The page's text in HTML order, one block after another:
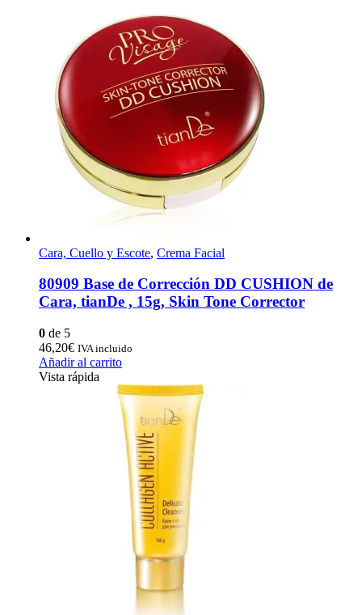
Cara, Cuello y Escote, Crema Facial
80909 Base de Corrección DD CUSHION de
Cara, tianDe , 15g, Skin Tone Corrector
0 de 5
46,20€ IVA incluido
Añadir al carrito
Vista rápida